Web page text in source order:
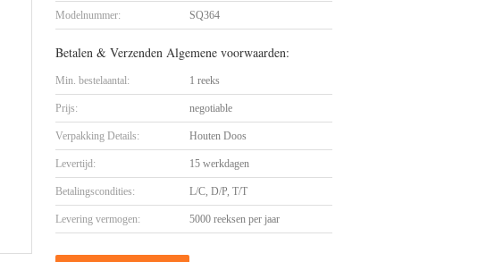
Modelnummer: SQ364
Betalen & Verzenden Algemene voorwaarden:
Min. bestelaantal: 1 reeks
Prijs: negotiable
Verpakking Details: Houten Doos
Levertijd: 15 werkdagen
Betalingscondities: L/C, D/P, T/T
Levering vermogen: 5000 reeksen per jaar